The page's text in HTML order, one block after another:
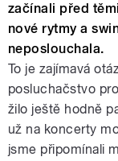
začínali před
nové rytmy a
neposlouchala.
To je zajímavá
posluchačstvo
žilo ještě hodně
už na koncerty
jsme připomínali